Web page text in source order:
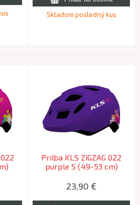
Skladom posledný kus
Prilba KLS ZIGZAG 022
purple S (49-53 cm)
23,90 €